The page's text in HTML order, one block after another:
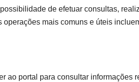
de efetuar consultas,
mais comuns e úteis
ao portal para consultar informações